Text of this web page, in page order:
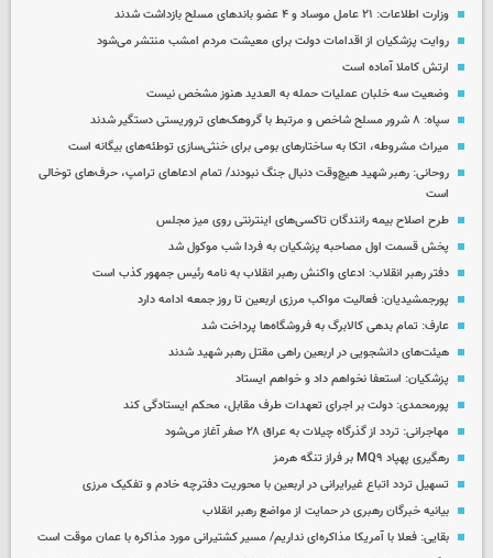
وزارت اطلاعات: ۲۱ عامل موساد و ۴ عضو باندهای مسلح بازداشت شدند
روایت پزشکیان از اقدامات دولت برای معیشت مردم امشب منتشر می‌شود
ارتش کاملا آماده است
وضعیت سه خلبان عملیات حمله به العدید هنوز مشخص نیست
سپاه: ۸ شرور مسلح شاخص و مرتبط با گروهک‌های تروریستی دستگیر شدند
میراث مشروطه، اتکا به ساختارهای بومی برای خنثی‌سازی توطئه‌های بیگانه است
روحانی: رهبر شهید هیچ‌وقت دنبال جنگ نبودند/ تمام ادعاهای ترامپ، حرف‌های توخالی
است
طرح اصلاح بیمه رانندگان تاکسی‌های اینترنتی روی میز مجلس
پخش قسمت اول مصاحبه پزشکیان به فردا شب موکول شد
دفتر رهبر انقلاب: ادعای واکنش رهبر انقلاب به نامه رئیس جمهور کذب است
پورجمشیدیان: فعالیت مواکب مرزی اربعین تا روز جمعه ادامه دارد
عارف: تمام بدهی کالابرگ به فروشگاه‌ها پرداخت شد
هیئت‌های دانشجویی در اربعین راهی مقتل رهبر شهید شدند
پزشکیان: استعفا نخواهم داد و خواهم ایستاد
پورمحمدی: دولت بر اجرای تعهدات طرف مقابل، محکم ایستادگی کند
مهاجرانی: تردد از گذرگاه چیلات به عراق ۲۸ صفر آغاز می‌شود
رهگیری پهپاد MQ۹ بر فراز تنگه هرمز
تسهیل تردد اتباع غیرایرانی در اربعین با محوریت دفترچه خادم و تفکیک مرزی
بیانیه خبرگان رهبری در حمایت از مواضع رهبر انقلاب
بقایی: فعلا با آمریکا مذاکره‌ای نداریم/ مسیر کشتیرانی مورد مذاکره با عمان موقت است